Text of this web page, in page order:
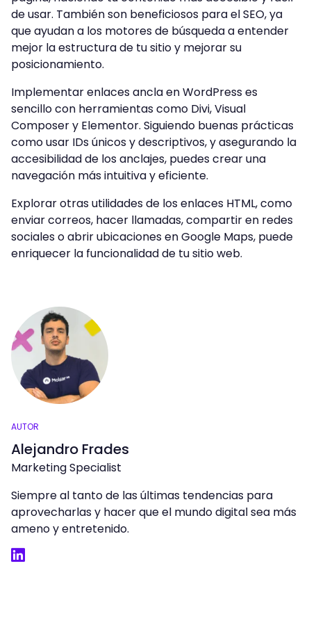
de usar. También son beneficiosos para el SEO, ya
que ayudan a los motores de búsqueda a entender
mejor la estructura de tu sitio y mejorar su
posicionamiento.
Implementar enlaces ancla en WordPress es
sencillo con herramientas como Divi, Visual
Composer y Elementor. Siguiendo buenas prácticas
como usar IDs únicos y descriptivos, y asegurando la
accesibilidad de los anclajes, puedes crear una
navegación más intuitiva y eficiente.
Explorar otras utilidades de los enlaces HTML, como
enviar correos, hacer llamadas, compartir en redes
sociales o abrir ubicaciones en Google Maps, puede
enriquecer la funcionalidad de tu sitio web.
AUTOR
Alejandro Frades
Marketing Specialist
Siempre al tanto de las últimas tendencias para
aprovecharlas y hacer que el mundo digital sea más
ameno y entretenido.